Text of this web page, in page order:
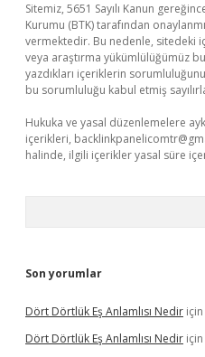
Sitemiz, 5651 Sayılı Kanun
Kurumu (BTK) tarafından
vermektedir. Bu nedenle, sitedeki
veya araştırma yükümlülüğümüz
yazdıkları içeriklerin
bu sorumluluğu kabul etmiş
Hukuka ve yasal düzenlemelere
içerikleri,
halinde, ilgili içerikler yasal süre
Son yorumlar
Dört Dörtlük Eş Anlamlısı Nedir için
Dört Dörtlük Eş Anlamlısı Nedir için